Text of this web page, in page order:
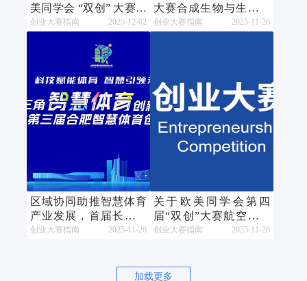
美同学会 “双创” 大赛珠
海赛区斩获多个奖项！
创业大赛指南 2025-12-02
大赛合成生物与生物制
造专业赛在常州开赛
创业大赛指南 2025-11-26
区域协同助推智慧体育
产业发展，首届长三角
智慧体育创新创业大赛
创业大赛指南 2025-11-26
关于欧美同学会第四
届“双创”大赛航空航天
卫星产业赛区（河南郑
创业大赛指南 2025-11-26
加载更多